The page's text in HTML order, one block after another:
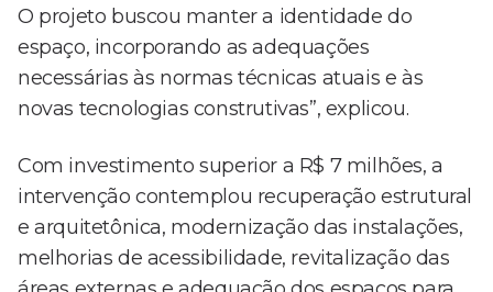
O projeto buscou manter a identidade do
espaço, incorporando as adequações
necessárias às normas técnicas atuais e às
novas tecnologias construtivas”, explicou.
Com investimento superior a R$ 7 milhões, a
intervenção contemplou recuperação estrutural
e arquitetônica, modernização das instalações,
melhorias de acessibilidade, revitalização das